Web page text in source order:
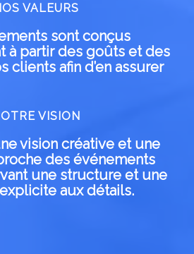
VALEURS
sont conçus
à partir des goûts et des
clients afin d’en assurer
VISION
vision créative et une
des événements
une structure et une
aux détails.